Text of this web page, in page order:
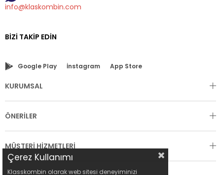
info@klaskombin.com
BIZI TAKIP EDIN
Google Play İnstagram App Store
KURUMSAL
ÖNERİLER
MÜŞTERİ HİZMETLERİ
Çerez Kullanımı
Klasskombin olarak web sitesi deneyiminizi